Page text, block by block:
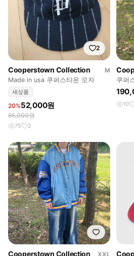
2
Cooperstown Collection
M
Made in usa 쿠퍼스타운 모자
새상품
20%52,000원
65,000원
75 2
쿠퍼
스 화
10
Cooperstown Collection XXL